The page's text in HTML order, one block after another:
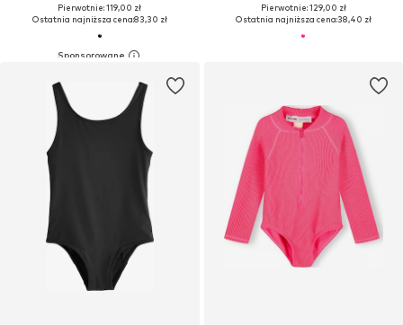
Pierwotnie: 119,00 zł
Ostatnia najniższa cena:83,30 zł
Pierwotnie: 129,00 zł
Ostatnia najniższa cena:38,40 zł